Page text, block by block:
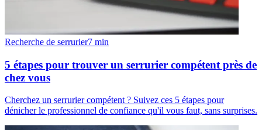
Recherche de serrurier7 min
5 étapes pour trouver un serrurier compétent près de
chez vous
Cherchez un serrurier compétent ? Suivez ces 5 étapes pour
dénicher le professionnel de confiance qu'il vous faut, sans surprises.